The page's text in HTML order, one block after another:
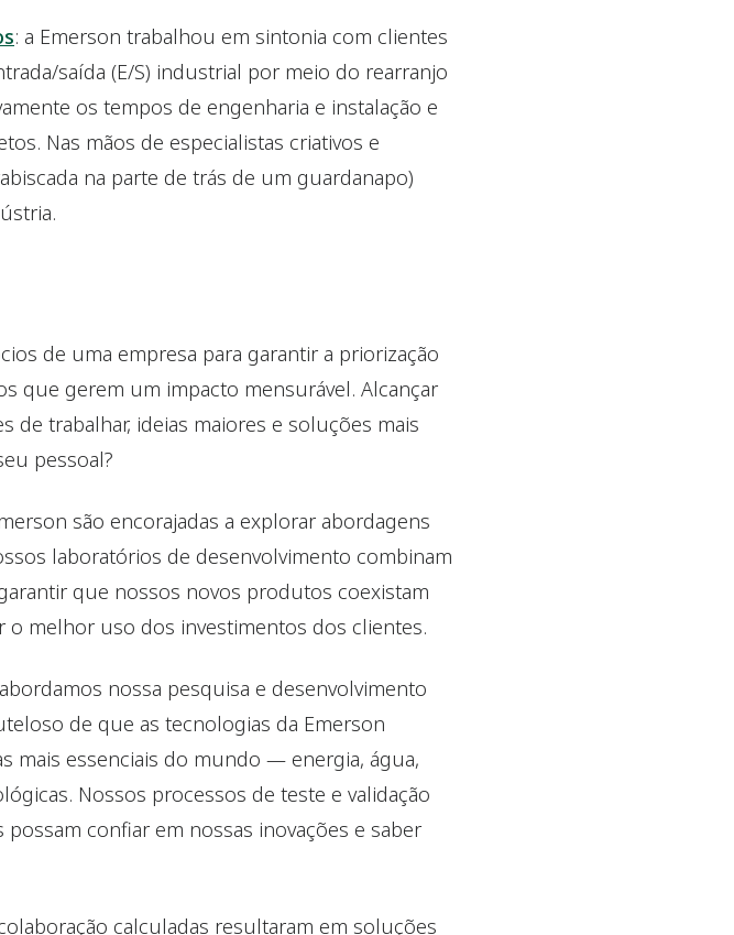
: a Emerson trabalhou em sintonia com clientes
saída (E/S) industrial por meio do rearranjo
os tempos de engenharia e instalação e
Nas mãos de especialistas criativos e
na parte de trás de um guardanapo)
de uma empresa para garantir a priorização
que gerem um impacto mensurável. Alcançar
de trabalhar, ideias maiores e soluções mais
pessoal?
são encorajadas a explorar abordagens
laboratórios de desenvolvimento combinam
que nossos novos produtos coexistam
o melhor uso dos investimentos dos clientes.
nossa pesquisa e desenvolvimento
de que as tecnologias da Emerson
mais essenciais do mundo — energia, água,
Nossos processos de teste e validação
confiar em nossas inovações e saber
calculadas resultaram em soluções